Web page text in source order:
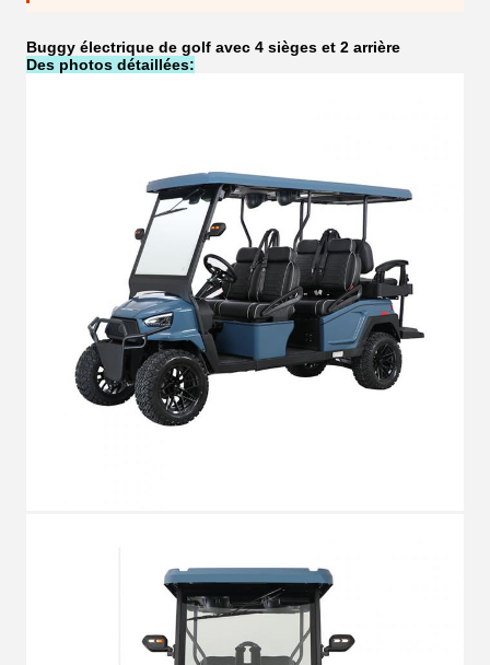
Buggy électrique de golf avec 4 sièges et 2 arrière
Des photos détaillées: